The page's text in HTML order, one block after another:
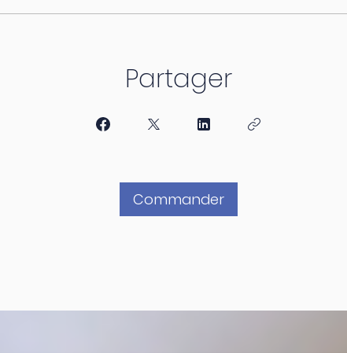
Partager
Commander